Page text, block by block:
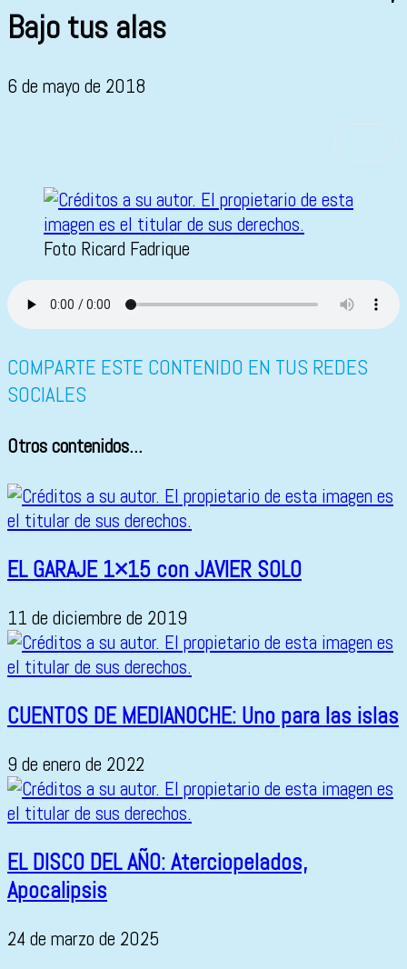
Bajo tus alas
6 de mayo de 2018
Foto Ricard Fadrique
COMPARTE ESTE CONTENIDO EN TUS REDES
SOCIALES
Otros contenidos...
EL GARAJE 1×15 con JAVIER SOLO
11 de diciembre de 2019
CUENTOS DE MEDIANOCHE: Uno para las islas
9 de enero de 2022
EL DISCO DEL AÑO: Aterciopelados,
Apocalipsis
24 de marzo de 2025